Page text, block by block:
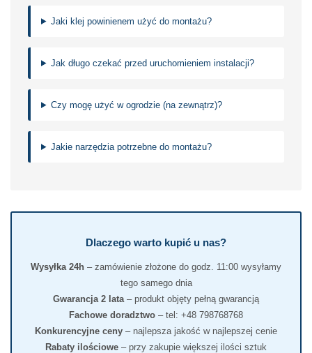
Jaki klej powinienem użyć do montażu?
Jak długo czekać przed uruchomieniem instalacji?
Czy mogę użyć w ogrodzie (na zewnątrz)?
Jakie narzędzia potrzebne do montażu?
Dlaczego warto kupić u nas?
Wysyłka 24h – zamówienie złożone do godz. 11:00 wysyłamy
tego samego dnia
Gwarancja 2 lata – produkt objęty pełną gwarancją
Fachowe doradztwo – tel: +48 798768768
Konkurencyjne ceny – najlepsza jakość w najlepszej cenie
Rabaty ilościowe – przy zakupie większej ilości sztuk